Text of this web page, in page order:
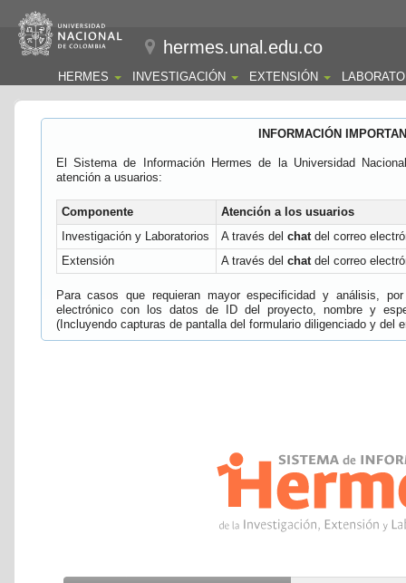
hermes.unal.edu.co
HERMES INVESTIGACIÓN EXTENSIÓN
INFORMACIÓN
El Sistema de Información Hermes de la Universidad
atención a usuarios:
Componente
Atención a los usuarios
Investigación y Laboratorios
A través del chatdel correo
Extensión
A través del chatdel correo
Para casos que requieran mayor especificidad y análisis,
electrónico con los datos de ID del proyecto, nombre y
(Incluyendo capturas de pantalla del formulario diligenciado y del